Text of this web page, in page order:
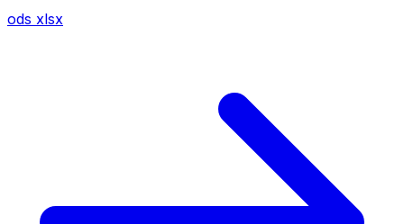
ods xlsx